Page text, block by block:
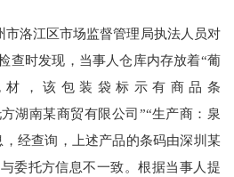
洛江区市场监督管理局执法人员对
查时发现，当事人仓库内存放着“葡
，该包装袋标示有商品条
湖南某商贸有限公司”“生产商：泉
经查询，上述产品的条码由深圳某
委托方信息不一致。根据当事人提